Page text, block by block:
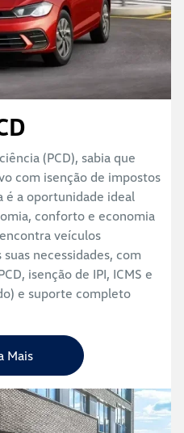
(PCD), sabia que
com isenção de impostos
é a oportunidade ideal
conforto e economia
veículos
necessidades, com
isenção de IPI, ICMS e
e suporte completo
Mais